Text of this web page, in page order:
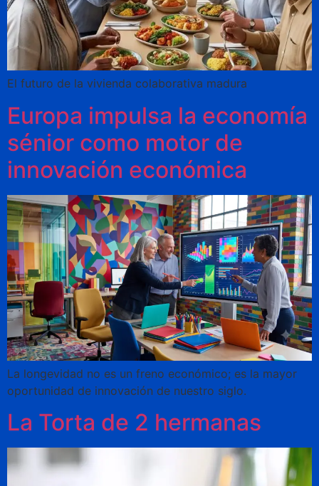
El futuro de la vivienda colaborativa madura
Europa impulsa la economía
sénior como motor de
innovación económica
La longevidad no es un freno económico; es la mayor
oportunidad de innovación de nuestro siglo.
La Torta de 2 hermanas